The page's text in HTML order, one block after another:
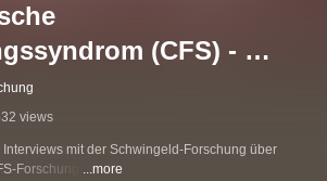
(CFS) -
über Verursacher,
views
mit der Schwingeld-Forschung über
Forschung. ...more